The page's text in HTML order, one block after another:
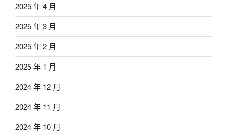
2025 年 4 月
2025 年 3 月
2025 年 2 月
2025 年 1 月
2024 年 12 月
2024 年 11 月
2024 年 10 月